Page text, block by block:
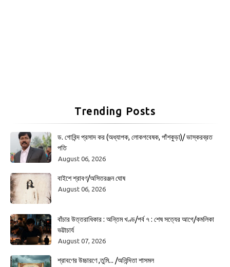
Trending Posts
ড. গোবিন্দ প্রসাদ কর (অধ্যাপক, লোকগবেষক, পাঁশকুড়া)/ ভাস্করব্রত
পতি
August 06, 2026
বাইশে শ্রাবণ/অসিতরঞ্জন ঘোষ
August 06, 2026
বাঁচার উত্তরাধিকার : অন্তিম খণ্ড/পর্ব ৭ : শেষ সত্যের আগে/কমলিকা
ভট্টাচার্য
August 07, 2026
শ্রাবণের উচ্চারণে ,তুমি... /অনিন্দিতা শাসমল